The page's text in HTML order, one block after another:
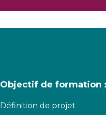
Objectif de formation :
Définition de projet